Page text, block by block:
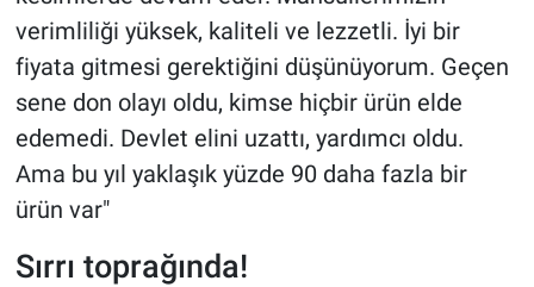
verimliliği yüksek, kaliteli ve lezzetli. İyi bir
fiyata gitmesi gerektiğini düşünüyorum. Geçen
sene don olayı oldu, kimse hiçbir ürün elde
edemedi. Devlet elini uzattı, yardımcı oldu.
Ama bu yıl yaklaşık yüzde 90 daha fazla bir
ürün var"
Sırrı toprağında!